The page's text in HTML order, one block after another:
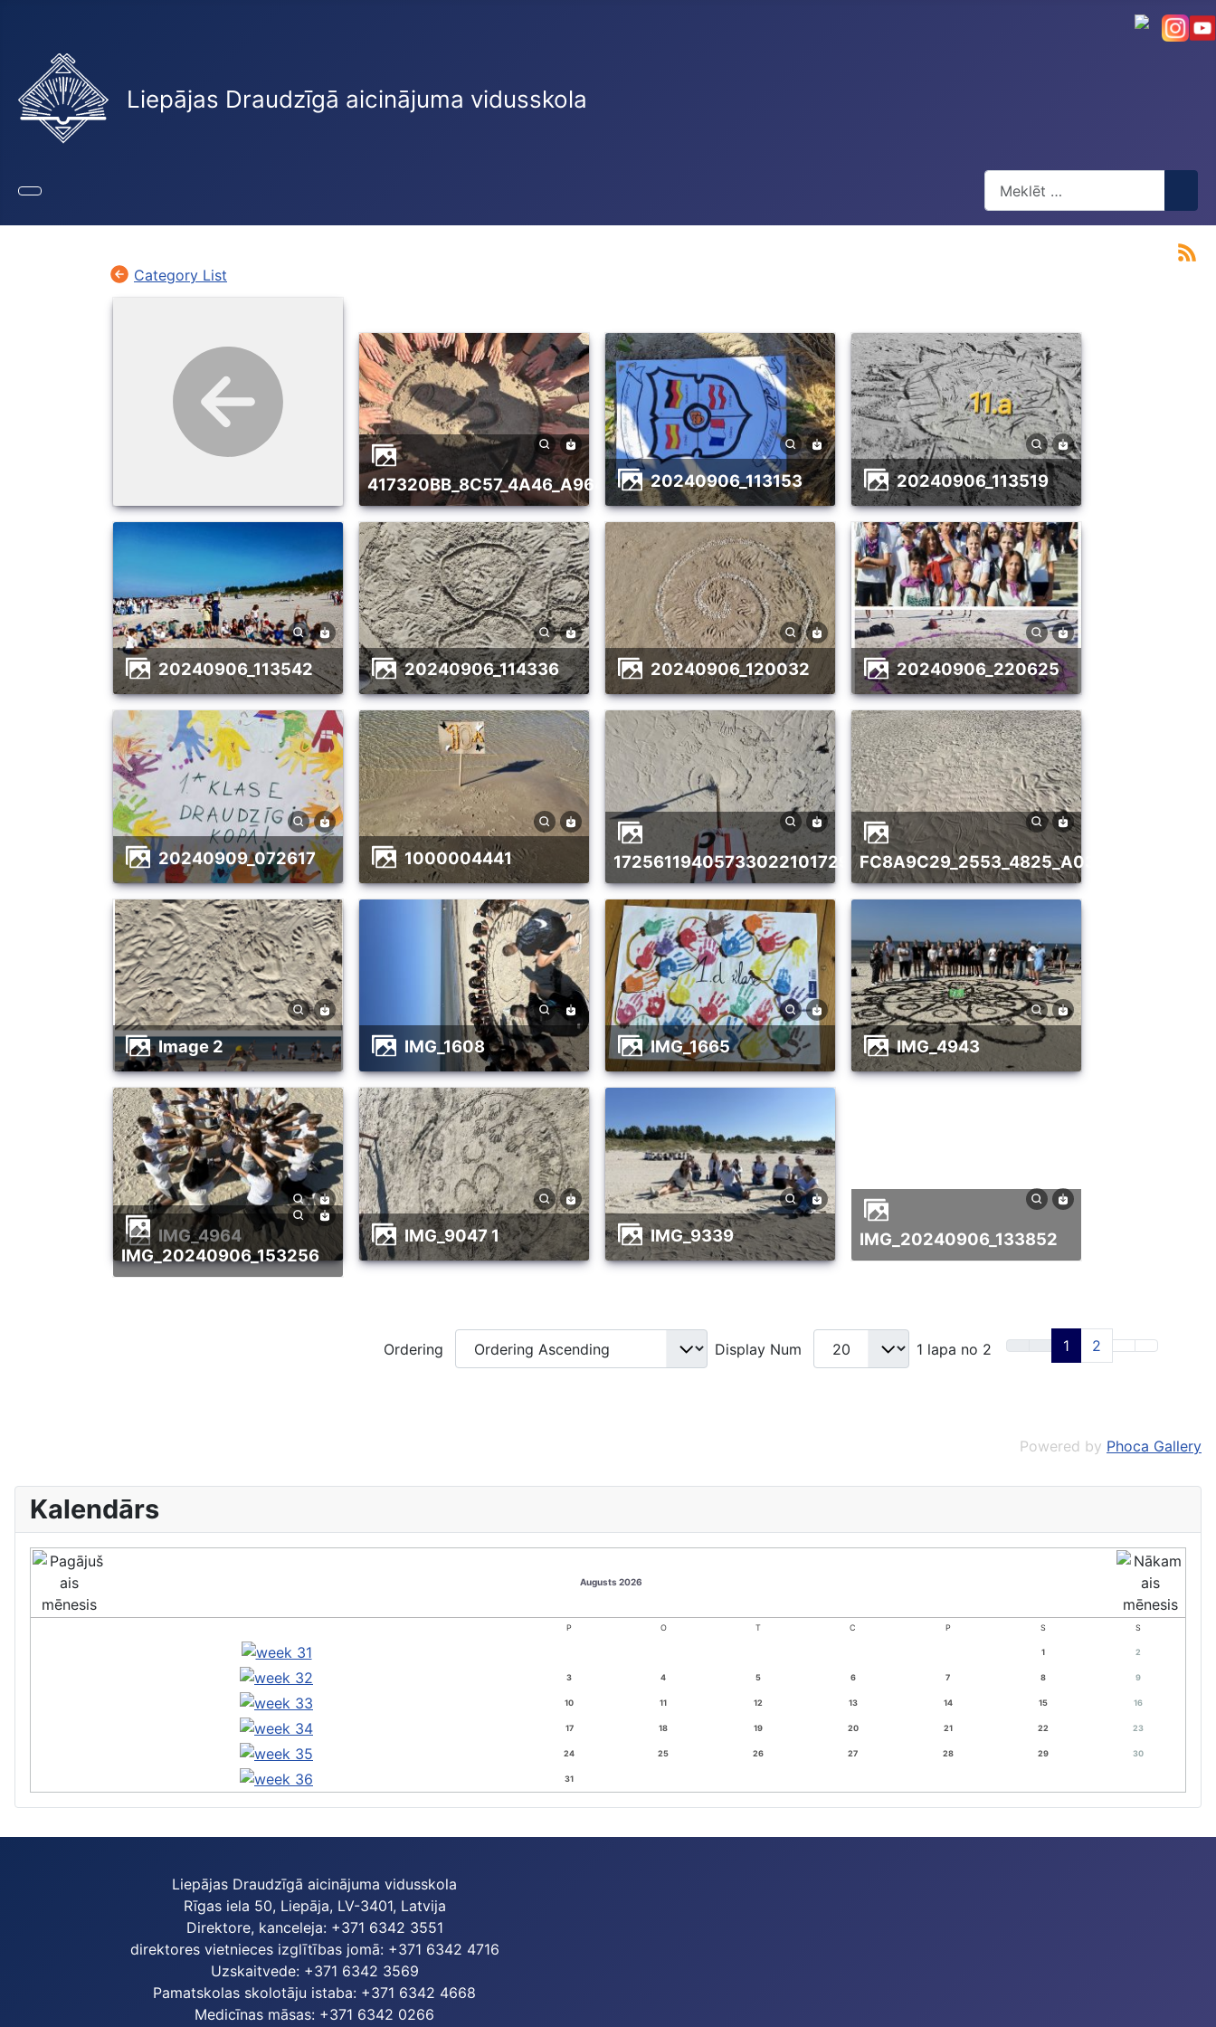
Liepājas Draudzīgā aicinājuma vidusskola
Type 2 or more characters for
Category List
417320BB_8C57_4A46_A964_6D2FBF788CD7
20240906_113153 20240906_113519
20240906_113542 20240906_114336 20240906_120032 20240906_220625
20240909_072617 1000004441 17256119405733022101729465334839
image 2 IMG_1608 IMG_1665 IMG_4943
IMG_4964 IMG_9047 1 IMG_9339
IMG_20240906_133852
IMG_20240906_153256
Ordering Display Num 1 lapa no 2 1 2
Powered by Phoca Gallery
Kalendārs
Augusts 2026
P O T C P S S
1 2
3 4 5 6 7 8 9
10 11 12 13 14 15 16
17 18 19 20 21 22 23
24 25 26 27 28 29 30
31
Liepājas Draudzīgā aicinājuma vidusskola
Rīgas iela 50, Liepāja, LV-3401, Latvija
Direktore, kanceleja: +371 6342 3551
direktores vietnieces izglītības jomā: +371 6342 4716
Uzskaitvede: +371 6342 3569
Pamatskolas skolotāju istaba: +371 6342 4668
Medicīnas māsas: +371 6342 0266